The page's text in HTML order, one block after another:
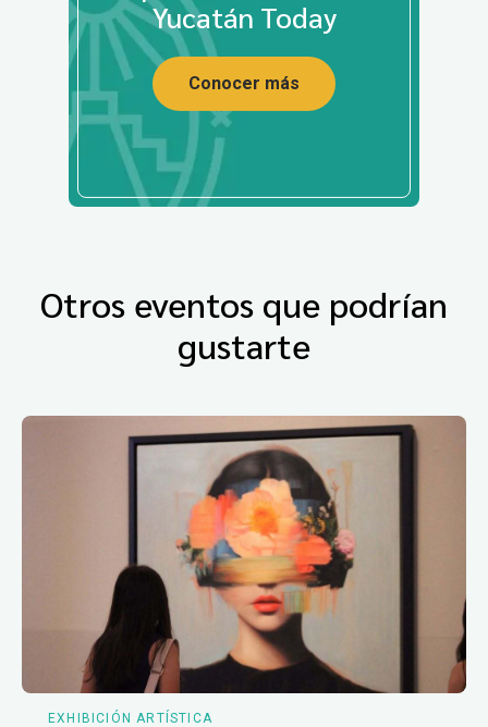
Yucatán Today
Conocer más
Otros eventos que podrían
gustarte
EXHIBICIÓN ARTÍSTICA